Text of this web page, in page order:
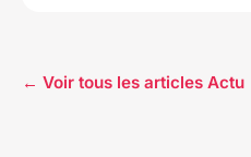
← Voir tous les articles Actu